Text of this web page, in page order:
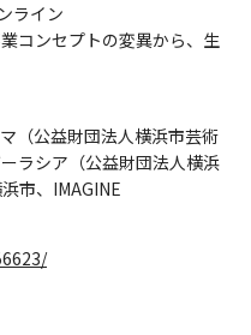
ライン
コンセプトの変異から、生
（公益財団法人横浜市芸術
ラシア（公益財団法人横浜
市、IMAGINE